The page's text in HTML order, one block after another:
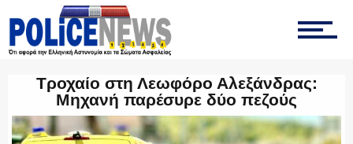
ΤΡΟΧΑΙΑ
ΟΠΚΕ
Τροχαίο στη Λεωφόρο Αλεξάνδρας:
Μηχανή παρέσυρε δύο πεζούς